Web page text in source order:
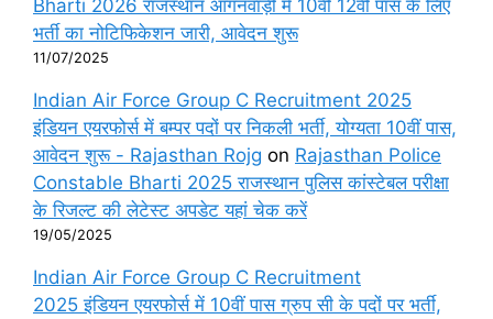
Bharti 2026 राजस्थान आंगनवाड़ी में 10वीं 12वीं पास के लिए
भर्ती का नोटिफिकेशन जारी, आवेदन शुरू
11/07/2025
Indian Air Force Group C Recruitment 2025
इंडियन एयरफोर्स में बम्पर पदों पर निकली भर्ती, योग्यता 10वीं पास,
आवेदन शुरू - Rajasthan Rojg on Rajasthan Police
Constable Bharti 2025 राजस्थान पुलिस कांस्टेबल परीक्षा
के रिजल्ट की लेटेस्ट अपडेट यहां चेक करें
19/05/2025
Indian Air Force Group C Recruitment
2025 इंडियन एयरफोर्स में 10वीं पास ग्रुप सी के पदों पर भर्ती,